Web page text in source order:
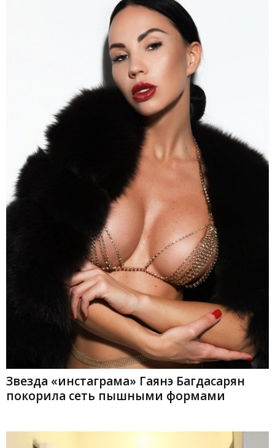
Звезда «инстаграма» Гаянэ Багдасарян
покорила сеть пышными формами